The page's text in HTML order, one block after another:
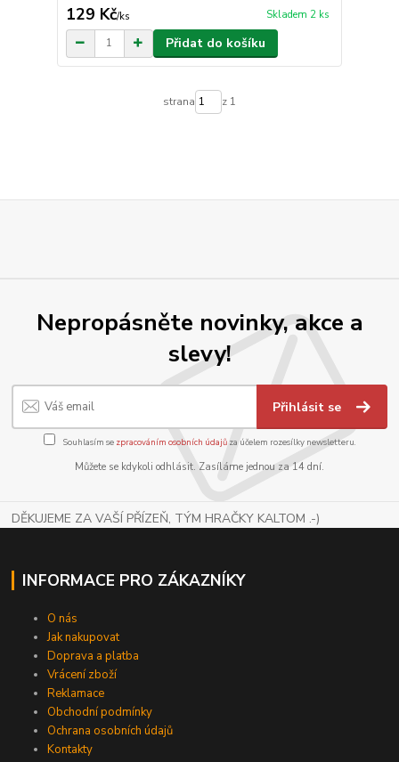
129 Kč/ks Skladem 2 ks
Přidat do košíku
strana z 1
Nepropásněte novinky, akce a
slevy!
Přihlásit se
Souhlasím se zpracováním osobních údajůza účelem rozesílky newsletteru.
Můžete se kdykoli odhlásit. Zasíláme jednou za 14 dní.
DĚKUJEME ZA VAŠÍ PŘÍZEŇ, TÝM HRAČKY KALTOM .-)
INFORMACE PRO ZÁKAZNÍKY
O nás
Jak nakupovat
Doprava a platba
Vrácení zboží
Reklamace
Obchodní podmínky
Ochrana osobních údajů
Kontakty